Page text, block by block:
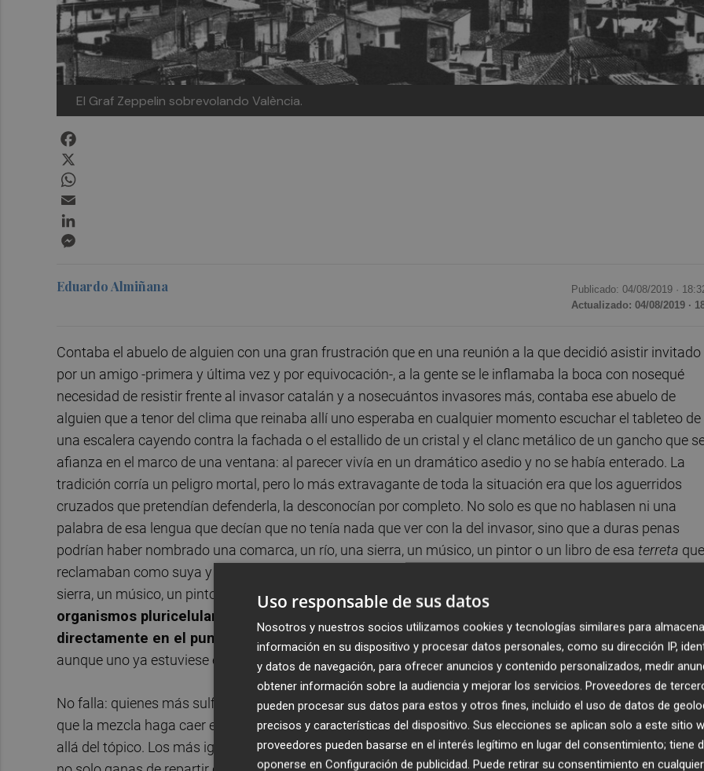
El Graf Zeppelin sobrevolando València.
Eduardo Almiñana Publicado: 04/08/2019 ·
Actualizado: 04/08/2019 ·
Contaba el abuelo de alguien con una gran frustración que en una reunión a la que decidió asistir invitado
por un amigo -primera y última vez y por equivocación-, a la gente se le inflamaba la boca con nosequé
necesidad de resistir frente al invasor catalán y a nosecuántos invasores más, contaba ese abuelo de
alguien que a tenor del clima que reinaba allí uno esperaba en cualquier momento escuchar el tableteo de
una escalera cayendo contra la fachada o el estallido de un cristal y el clanc metálico de un gancho que
afianza en el marco de una ventana: al parecer vivía en un dramático asedio y no se había enterado. La
tradición corría un peligro mortal, pero lo más extravagante de toda la situación era que los aguerridos
cruzados que pretendían defenderla, la desconocían por completo. No solo es que no hablasen ni una
palabra de esa lengua que decían que no tenía nada que ver con la del invasor, sino que a duras penas
podrían haber nombrado una comarca, un río, una sierra, un músico, un pintor o un libro de esa terreta que
reclamaban como suya y de la que excluían a casi cualquiera. De hecho conocer una comarca, un río, una
sierra, un músico, un pintor, un libro o
hablar con corrección esa lengua que ya hablaban los
organismos pluricelulares según los datos que manejaban despertaba suspicacias o te ponía
directamente en el punto de mira
: no cabía duda, eras un agente encubierto del invasor. Deportación,
aunque uno ya estuviese en casa.
No falla: quienes más sulfurados viven y más amenazas detectan en su día a día, a quienes más
que la mezcla haga caer en el olvido su historia y sus costumbres, son quienes más las desconocen, más
allá del tópico. Los más ignorantes. Por suerte la ignorancia tiene cura, pero uno debe tener un interés
Uso responsable de sus datos
Nosotros y nuestros socios utilizamos cookies y tecnologías similares para
información en su dispositivo y procesar datos personales, como su dirección IP,
y datos de navegación, para ofrecer anuncios y contenido personalizados, medir
obtener información sobre la audiencia y mejorar los servicios. Proveedores de
pueden procesar sus datos para estos y otros fines, incluido el uso de datos de
precisos y características del dispositivo. Sus elecciones se aplican solo a este sitio
proveedores pueden basarse en el interés legítimo en lugar del consentimiento; tiene
oponerse en Configuración de publicidad. Puede retirar su consentimiento en